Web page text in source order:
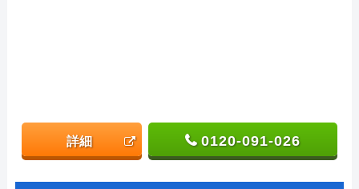
詳細 0120-091-026